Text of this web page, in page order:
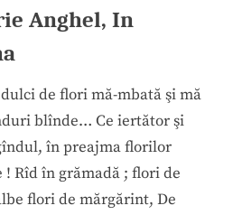
Anghel, In
de flori mă-mbată şi mă
blînde… Ce iertător şi
în preajma florilor
! Rîd în grămadă ; flori de
flori de mărgărint, De